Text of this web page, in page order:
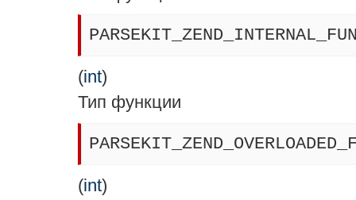
(int)
Тип функции
(int)